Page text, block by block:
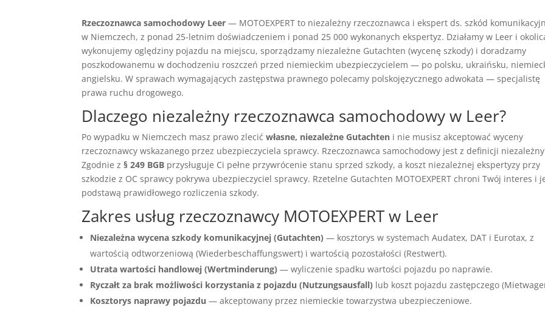
Rzeczoznawca samochodowy Leer — MOTOEXPERT to niezależny rzeczoznawca i ekspert ds. szkód
w Niemczech, z ponad 25-letnim doświadczeniem i ponad 25 000 wykonanych ekspertyz. Działamy w Leer i
wykonujemy oględziny pojazdu na miejscu, sporządzamy niezależne Gutachten (wycenę szkody) i doradzamy
poszkodowanemu w dochodzeniu roszczeń przed niemieckim ubezpieczycielem — po polsku, ukraińsku,
angielsku. W sprawach wymagających zastępstwa prawnego polecamy polskojęzycznego adwokata — specjalistę
prawa ruchu drogowego.
Dlaczego niezależny rzeczoznawca samochodowy w Leer?
Po wypadku w Niemczech masz prawo zlecićwłasne, niezależne Gutachten i nie musisz akceptować wyceny
rzeczoznawcy wskazanego przez ubezpieczyciela sprawcy. Rzeczoznawca samochodowy jest z definicji
Zgodnie z§ 249 BGB przysługuje Ci pełne przywrócenie stanu sprzed szkody, a koszt niezależnej ekspertyzy przy
szkodzie z OC sprawcy pokrywa ubezpieczyciel sprawcy. Rzetelne Gutachten MOTOEXPERT chroni Twój interes i
podstawą prawidłowego rozliczenia szkody.
Zakres usług rzeczoznawcy MOTOEXPERT w Leer
Niezależna wycena szkody komunikacyjnej (Gutachten) — kosztorys w systemach Audatex, DAT i Eurotax, z
wartością odtworzeniową (Wiederbeschaffungswert) i wartością pozostałości (Restwert).
Utrata wartości handlowej (Wertminderung) — wyliczenie spadku wartości pojazdu po naprawie.
Ryczałt za brak możliwości korzystania z pojazdu (Nutzungsausfall) lub koszt pojazdu zastępczego
Kosztorys naprawy pojazdu — akceptowany przez niemieckie towarzystwa ubezpieczeniowe.